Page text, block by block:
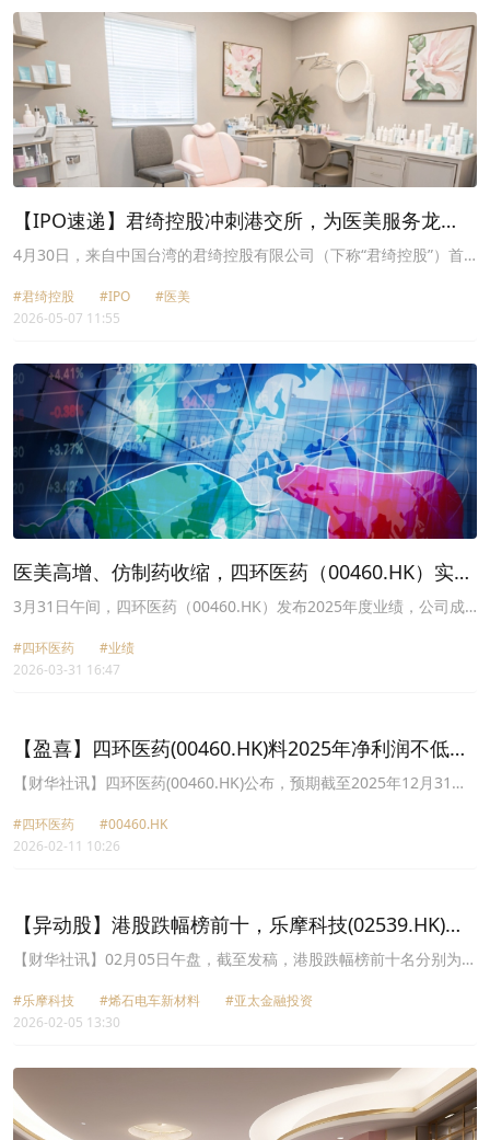
医美业务于该期间录得收入不低于6.8亿元，同比增长不低于16.1%；
分部业绩溢利不低于3.2亿元，继续为集团重要的盈利来源。2)创新药
业务商业化进程持续推进，多款已获批产品的商业化及国际化进展良
好，合并营收迎来大幅增长，且实现大幅减亏。3)对外投资收益显著
增加，主要是集团因合联营企业所投资项目成功IPO上市，于该期间
确认投资收益不低1.1亿元。4)资产结构优化带来收益，仿制药业务相
关资产剥离于该期间产生收益不低于1.4亿元。
【IPO速递】君绮控股冲刺港交所，为医美服务龙
头，家族氛围浓厚
4月30日，来自中国台湾的君绮控股有限公司（下称“君绮控股”）首
为独家保荐人。
#君绮控股 #IPO
#医美
2026-05-07 11:55
医美高增、仿制药收缩，四环医药（00460.HK）实现
扭亏为盈
3月31日午间，四环医药（00460.HK）发布2025年度业绩，公司成
#四环医药
#业绩
2026-03-31 16:47
【盈喜】四环医药(00460.HK)料2025年净利润不低于
1.5亿元​
​【财华社讯】四环医药(00460.HK)公布，预期截至2025年12月31日
30%，及不低于人民币1.5亿元的净利润。主要由于医美业务实现高
速增长，于该年度内实现收入逾14亿元及实现分部利润逾人民币7亿
期，轩竹生物与惠升生物合计实现收入较去年同期大幅增长，创新药
研发开支逐步优化，获批新产品持续涌现，新产品的商业化进展顺
利，板块由投入期向收益期转型；及年度内实施多轮股份回购并完成
#四环医药
#00460.HK
2026-02-11 10:26
【异动股】港股跌幅榜前十，乐摩科技(02539.HK)跌
41.43%，烯石电车新材料(06128.HK)跌27.37%
【财华社讯】02月05日午盘，截至发稿，港股跌幅榜前十名分别为乐
27.37%、亚太金融投资(08193.HK)跌幅23.00%、世纪建业
(00079.HK)跌幅21.60%、RAFFLESINTERIOR(01376.HK)跌幅
倍做多Coinbase-U(09711.HK)跌幅17.01%、瑞丽医美(02135.HK)跌
幅16.45%、三宝科技(01708.HK)跌幅14.89%、中国智能科技
(00464.HK)跌幅14.73%。
#乐摩科技 #烯石电车新材料
#亚太金融投资
2026-02-05 13:30